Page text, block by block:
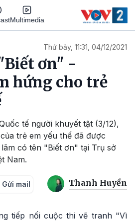
Multimedia
Thứ bảy, 11:31, 04/12/2021
ơn" -
hứng cho trẻ
tế người khuyết tật (3/12),
trẻ em yếu thế đã được
có tên "Biết ơn" tại Trụ sở
Nam.
Gửi mail Thanh Huyền
tiếp nối cuộc thi vẽ tranh "Vì